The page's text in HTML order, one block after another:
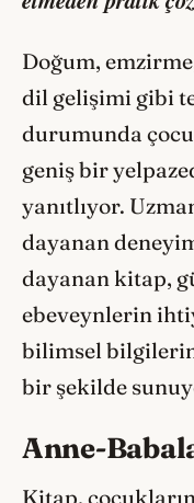
Doğum,
dil gelişimi gibi
durumunda
geniş bir
yanıtlıyor.
dayanan
dayanan kitap,
ebeveynlerin
bilimsel bilgilerin
bir şekilde
Anne-
Kitap,